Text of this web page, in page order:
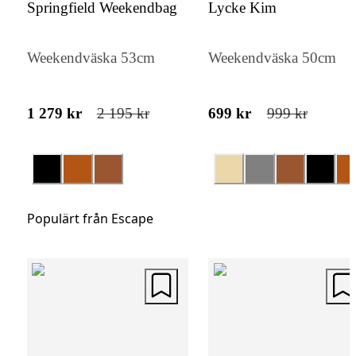
med ett mindre säkerhetsfack, är det enkelt
tillhörigheter. Escape Bergen erbjuder en
Springfield Weekendbag
Weekendväska 53cm
1 279 kr 2 195 kr
Lycke Kim
Weekendväska 50cm
699 kr 999 kr
Populärt från Escape